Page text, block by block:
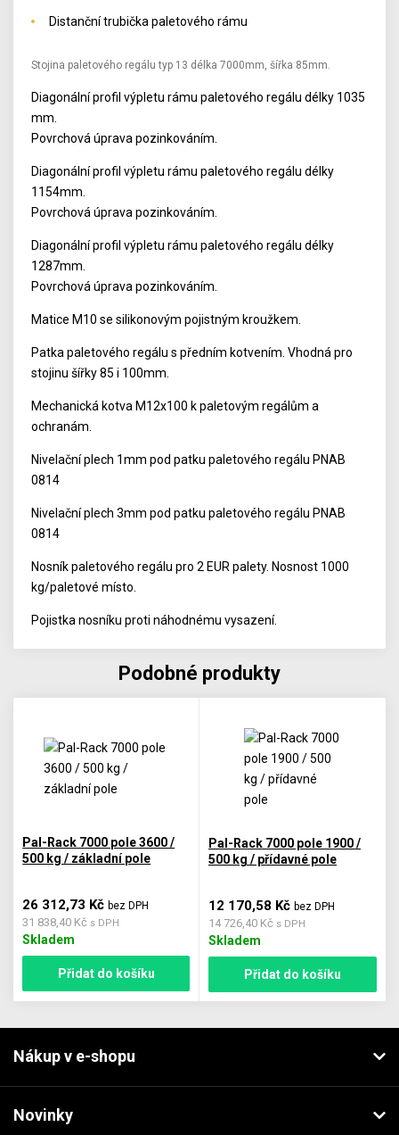
Distanční trubička paletového rámu
Stojina paletového regálu typ 13 délka 7000mm, šířka 85mm.
Diagonální profil výpletu rámu paletového regálu délky 1035
mm.
Povrchová úprava pozinkováním.
Diagonální profil výpletu rámu paletového regálu délky
1154mm.
Povrchová úprava pozinkováním.
Diagonální profil výpletu rámu paletového regálu délky
1287mm.
Povrchová úprava pozinkováním.
Matice M10 se silikonovým pojistným kroužkem.
Patka paletového regálu s předním kotvením. Vhodná pro
stojinu šířky 85 i 100mm.
Mechanická kotva M12x100 k paletovým regálům a
ochranám.
Nivelační plech 1mm pod patku paletového regálu PNAB
0814
Nivelační plech 3mm pod patku paletového regálu PNAB
0814
Nosník paletového regálu pro 2 EUR palety. Nosnost 1000
kg/paletové místo.
Pojistka nosníku proti náhodnému vysazení.
Podobné produkty
Pal-Rack 7000 pole 3600 /
500 kg / základní pole
26 312,73 Kčbez DPH
31 838,40 Kč s DPH
Skladem
Přidat do košíku
Pal-Rack 7000 pole 1900 /
500 kg / přídavné pole
12 170,58 Kč bez DPH
14 726,40 Kč s DPH
Skladem
Přidat do košíku
Nákup v e-shopu
Novinky